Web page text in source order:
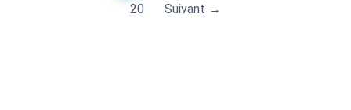
20 Suivant →